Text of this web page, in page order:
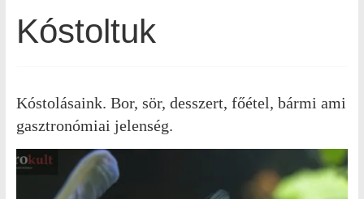
Kóstoltuk
Kóstolásaink. Bor, sör, desszert, főétel, bármi ami
gasztronómiai jelenség.